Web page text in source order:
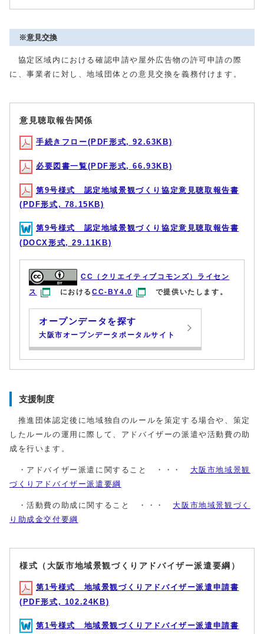
※意見交換
協定区域内における確認申請や屋外広告物の許可申請の際
に、事業者に対し、地域団体との意見交換を義務付けます。
意見聴取報告関係
手続きフロー(PDF形式, 92.63KB)
必要図書一覧(PDF形式, 66.93KB)
第9号様式 認定地域景観づくり協定意見聴取報告書
(PDF形式, 78.15KB)
第9号様式 認定地域景観づくり協定意見聴取報告書
(DOCX形式, 29.11KB)
CC（クリエイティブコモンズ）ライセン
ス
におけるCC-BY4.0 で提供いたします。
オープンデータを探す
大阪市オープンデータポータルサイト
支援制度
推進団体認定後に地域独自のルールを策定する場合や、策定
したルールの運用に際して、アドバイザーの派遣や活動費の助
成を行います。
・アドバイザー派遣に関すること ・・・ 大阪市地域景観
づくりアドバイザー派遣要綱
・活動費の助成に関すること ・・・ 大阪市地域景観づく
り助成金交付要綱
様式（大阪市地域景観づくりアドバイザー派遣要綱）
第1号様式 地域景観づくりアドバイザー派遣申請書
(PDF形式, 102.24KB)
第1号様式 地域景観づくりアドバイザー派遣申請書